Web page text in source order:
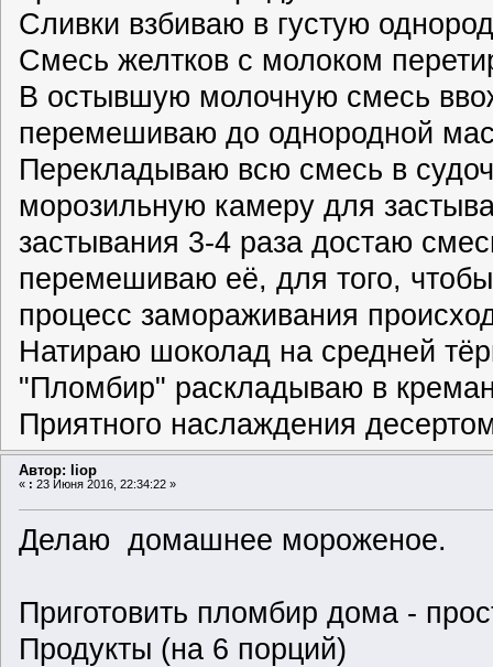
Сливки взбиваю в густую
Смесь желтков с молоком
В остывшую молочную смесь
перемешиваю до однородной
Перекладываю всю смесь в
морозильную камеру для
застывания 3-4 раза достаю
перемешиваю её, для того,
процесс замораживания
Натираю шоколад на средней
"Пломбир" раскладываю в
Приятного наслаждения
Автор: liop
« : 23 Июня 2016, 22:34:22 »
Делаю домашнее мороженое.
Приготовить пломбир дома -
Продукты (на 6 порций)